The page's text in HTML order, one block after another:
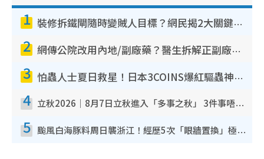
1 裝修拆鐵閘隨時變賊人目標？網民揭2大關鍵用途：裝新式等於白裝？附新舊鐵閘分別
2 網傳公院改用內地/副廠藥？醫生拆解正副廠分別 揭4類人換藥隨時出事
3 怕蟲人士夏日救星！日本3COINS爆紅驅蟲神器$45起 1招「全程免觸碰」輕鬆搞定小強
4 立秋2026｜8月7日立秋進入「多事之秋」 3件事唔做得！專家教6招開運 清枱頭／銀包納氣接好運
5 颱風白海豚料周日襲浙江！經歷5次「眼牆置換」極罕見 成登陸內地最長途颱風